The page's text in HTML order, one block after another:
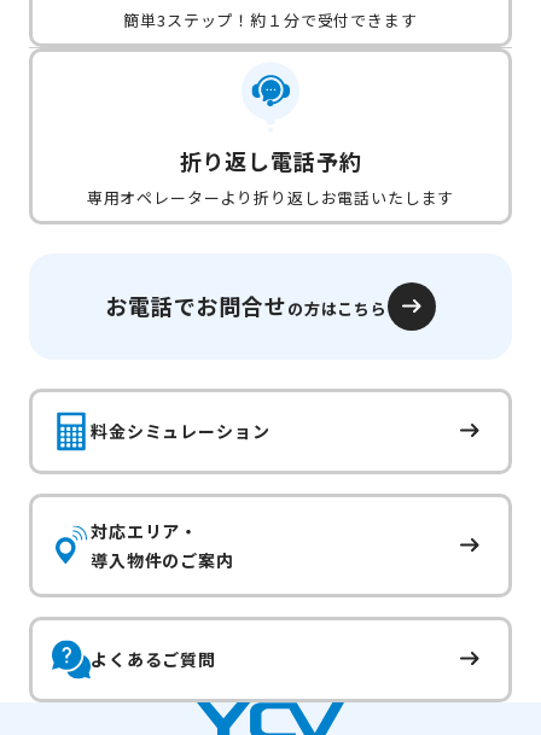
簡単3ステップ！約１分で受付できます
折り返し電話予約
専用オペレーターより折り返しお電話いたします
お電話でお問合せの方はこちら
料金シミュレーション
対応エリア・
導入物件のご案内
よくあるご質問